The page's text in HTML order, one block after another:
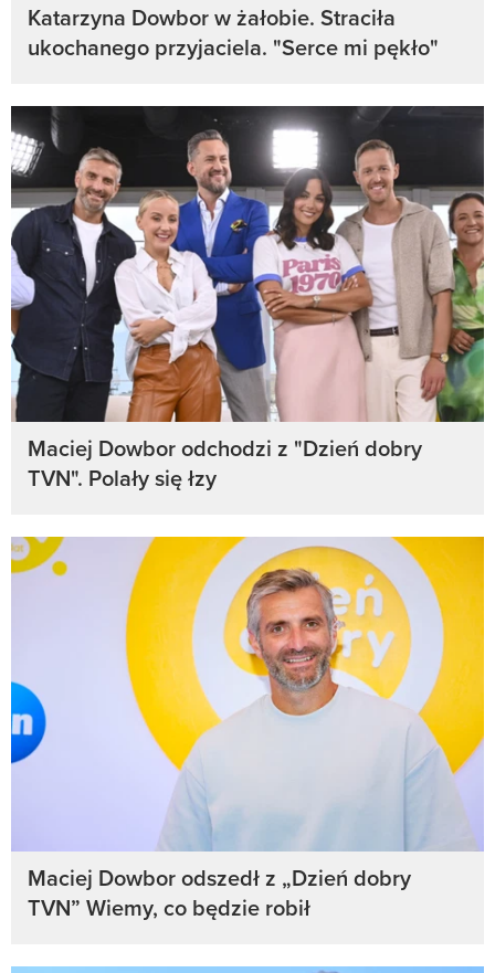
Katarzyna Dowbor w żałobie. Straciła
ukochanego przyjaciela. "Serce mi pękło"
Maciej Dowbor odchodzi z "Dzień dobry
TVN". Polały się łzy
Maciej Dowbor odszedł z „Dzień dobry
TVN” Wiemy, co będzie robił